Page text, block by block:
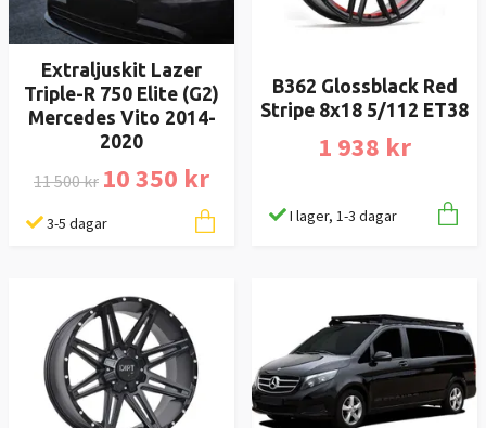
Extraljuskit Lazer
Triple-R 750 Elite (G2)
Mercedes Vito 2014-
2020
11 500 kr 10 350 kr
3-5 dagar
B362 Glossblack Red
Stripe 8x18 5/112 ET38
1 938 kr
I lager, 1-3 dagar